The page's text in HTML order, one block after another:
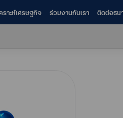
ราะห์เศรษฐกิจ ร่วมงานกับเรา ติดต่อธน